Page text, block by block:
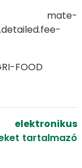
mate-
FOOD
elektronikus
tartalmazó